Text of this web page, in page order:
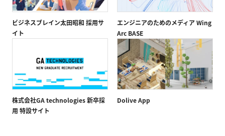
ビジネスブレイン太田昭和 採用サ
イト
エンジニアのためのメディア Wing
Arc BASE
株式会社GA technologies 新卒採
用 特設サイト
Dolive App